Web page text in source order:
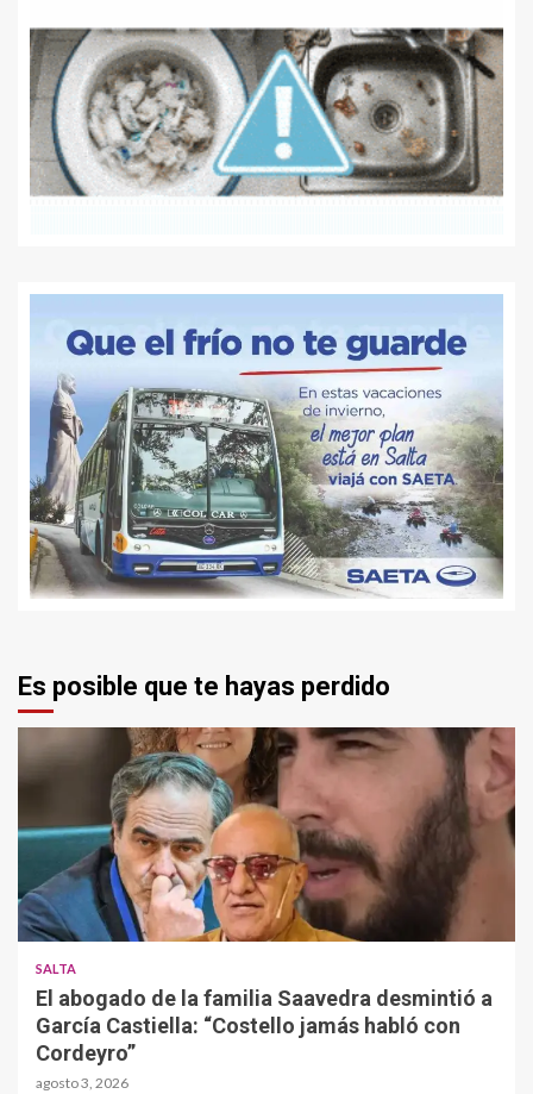
Es posible que te hayas perdido
SALTA
El abogado de la familia Saavedra desmintió a
García Castiella: “Costello jamás habló con
Cordeyro”
agosto 3, 2026